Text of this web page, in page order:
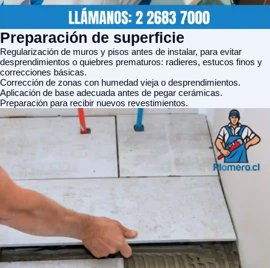
Preparación de superficie
Regularización de muros y pisos antes de instalar, para evitar
desprendimientos o quiebres prematuros: radieres, estucos finos y
correcciones básicas.
Corrección de zonas con humedad vieja o desprendimientos.
Aplicación de base adecuada antes de pegar cerámicas.
Preparación para recibir nuevos revestimientos.